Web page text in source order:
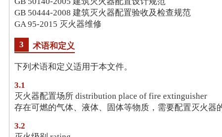
GB 50444-2008 建筑灭火器配置验收及检查规范
GA 95-2015 灭火器维修
3 术语和定义
下列术语和定义适用于本文件。
3.1
灭火器配置场所 distribution place of fire extinguisher
存在可燃的气体、液体、固体等物质，需要配置灭火器
3.2